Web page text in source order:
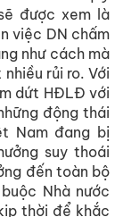
được xem là
việc DN chấm
như cách mà
rủi ro. Với
dứt HĐLĐ với
động thái
Nam đang bị
suy thoái
đến toàn bộ
Nhà nước
thời để khắc